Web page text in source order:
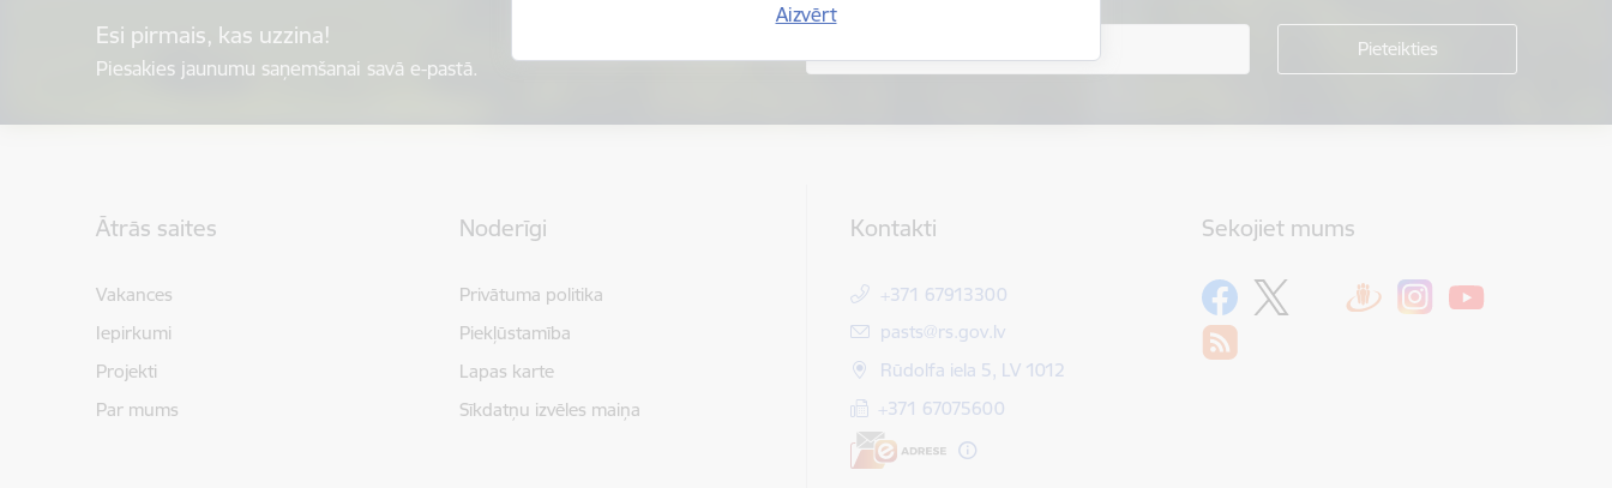
Aizvērt
Esi pirmais, kas uzzina!
Piesakies jaunumu saņemšanai savā e-pastā.
Ātrās saites
Vakances
Iepirkumi
Projekti
Par mums
Noderīgi
Privātuma politika
Piekļūstamība
Lapas karte
Sīkdatņu izvēles maiņa
Kontakti
+371 67913300
E-pasts:
pasts@rs.gov.lv
Rūdolfa iela 5, LV 1012
+371 67075600
Sekojiet mums